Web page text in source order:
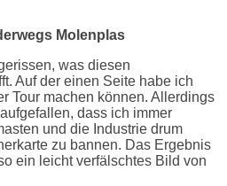
Molenplas
was diesen
Auf der einen Seite habe ich
Tour machen können. Allerdings
dass ich immer
und die Industrie drum
zu bannen. Das Ergebnis
ein leicht verfälschtes Bild von